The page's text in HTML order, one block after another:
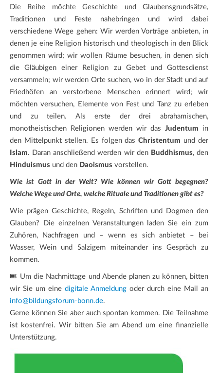
Die Reihe möchte Geschichte und Glaubensgrundsätze,
Traditionen und Feste nahebringen und wird dabei
verschiedene Wege gehen: Wir werden Vorträge anbieten, in
denen je eine Religion historisch und theologisch in den Blick
genommen wird; wir wollen Räume besuchen, in denen sich
die Gläubigen einer Religion zu Gebet und Gottesdienst
versammeln; wir werden Orte suchen, wo in der Stadt und auf
Friedhöfen an verstorbene Menschen erinnert wird; wir
möchten versuchen, Elemente von Fest und Tanz zu erleben
und zu teilen. Als erste der drei abrahamischen,
monotheistischen Religionen werden wir das Judentum in
den Mittelpunkt stellen. Es folgen dasChristentum und der
Islam. Daran anschließend werden wir den Buddhismus, den
Hinduismus und den Daoismus vorstellen.
Wie ist Gott in der Welt? Wie können wir Gott begegnen?
Welche Wege und Orte, welche Rituale und Traditionen gibt es?
Wie prägen Geschichte, Regeln, Schriften und Dogmen den
Glauben? Die einzelnen Veranstaltungen laden Sie ein zum
Zuhören, Nachfragen und – wenn es sich anbietet – bei
Wasser, Wein und Salzigem miteinander ins Gespräch zu
kommen.
🎟️ Um die Nachmittage und Abende planen zu können, bitten
wir Sie um eine digitale Anmeldung oder durch eine Mail an
info@bildungsforum-bonn.de.
Gerne können Sie aber auch spontan kommen. Die Teilnahme
ist kostenfrei. Wir bitten Sie am Abend um eine finanzielle
Unterstützung.